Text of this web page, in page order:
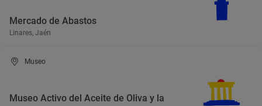
Mercado de Abastos
Linares, Jaén
Museo
Museo Activo del Aceite de Oliva y la